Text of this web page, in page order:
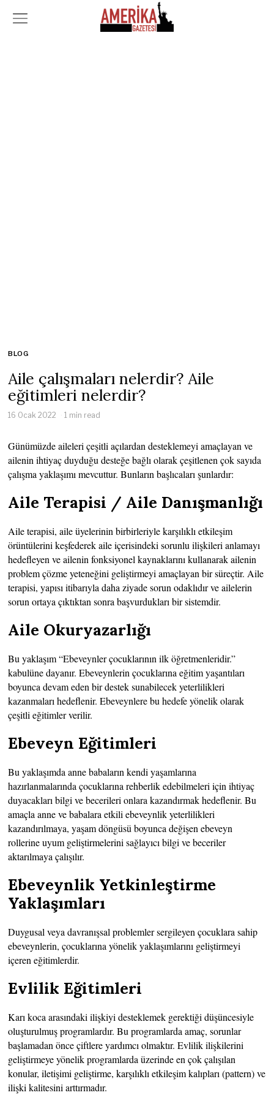
BLOG
Aile çalışmaları nelerdir? Aile
eğitimleri nelerdir?
16 Ocak 2022 1 min read
Günümüzde aileleri çeşitli açılardan desteklemeyi amaçlayan ve
ailenin ihtiyaç duyduğu desteğe bağlı olarak çeşitlenen çok sayıda
çalışma yaklaşımı mevcuttur. Bunların başlıcaları şunlardır:
Aile Terapisi / Aile Danışmanlığı
Aile terapisi, aile üyelerinin birbirleriyle karşılıklı etkileşim
örüntülerini keşfederek aile içerisindeki sorunlu ilişkileri anlamayı
hedefleyen ve ailenin fonksiyonel kaynaklarını kullanarak ailenin
problem çözme yeteneğini geliştirmeyi amaçlayan bir süreçtir. Aile
terapisi, yapısı itibarıyla daha ziyade sorun odaklıdır ve ailelerin
sorun ortaya çıktıktan sonra başvurdukları bir sistemdir.
Aile Okuryazarlığı
Bu yaklaşım “Ebeveynler çocuklarının ilk öğretmenleridir.”
kabulüne dayanır. Ebeveynlerin çocuklarına eğitim yaşantıları
boyunca devam eden bir destek sunabilecek yeterlilikleri
kazanmaları hedeflenir. Ebeveynlere bu hedefe yönelik olarak
çeşitli eğitimler verilir.
Ebeveyn Eğitimleri
Bu yaklaşımda anne babaların kendi yaşamlarına
hazırlanmalarında çocuklarına rehberlik edebilmeleri için ihtiyaç
duyacakları bilgi ve becerileri onlara kazandırmak hedeflenir. Bu
amaçla anne ve babalara etkili ebeveynlik yeterlilikleri
kazandırılmaya, yaşam döngüsü boyunca değişen ebeveyn
rollerine uyum geliştirmelerini sağlayıcı bilgi ve beceriler
aktarılmaya çalışılır.
Ebeveynlik Yetkinleştirme
Yaklaşımları
Duygusal veya davranışsal problemler sergileyen çocuklara sahip
ebeveynlerin, çocuklarına yönelik yaklaşımlarını geliştirmeyi
içeren eğitimlerdir.
Evlilik Eğitimleri
Karı koca arasındaki ilişkiyi desteklemek gerektiği düşüncesiyle
oluşturulmuş programlardır. Bu programlarda amaç, sorunlar
başlamadan önce çiftlere yardımcı olmaktır. Evlilik ilişkilerini
geliştirmeye yönelik programlarda üzerinde en çok çalışılan
konular, iletişimi geliştirme, karşılıklı etkileşim kalıpları (pattern) ve
ilişki kalitesini arttırmadır.